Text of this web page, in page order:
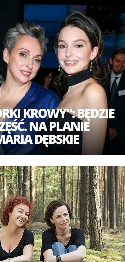
KROWY": BĘDZIE
NA PLANIE
DĘBSKIE